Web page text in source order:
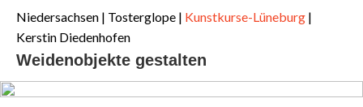
Niedersachsen | Tosterglope | Kunstkurse-Lüneburg |
Kerstin Diedenhofen
Weidenobjekte gestalten